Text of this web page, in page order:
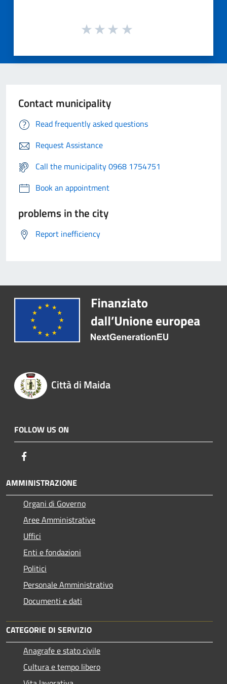
Contact municipality
Read frequently asked questions
Request Assistance
Call the municipality 0968 1754751
Book an appointment
problems in the city
Report inefficiency
Città di Maida
FOLLOW US ON
AMMINISTRAZIONE
Organi di Governo
Aree Amministrative
Uffici
Enti e fondazioni
Politici
Personale Amministrativo
Documenti e dati
CATEGORIE DI SERVIZIO
Anagrafe e stato civile
Cultura e tempo libero